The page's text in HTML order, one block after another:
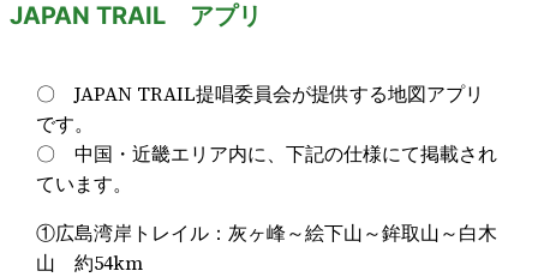
JAPAN TRAIL アプリ
〇 JAPAN TRAIL提唱委員会が提供する地図アプリ
です。
〇 中国・近畿エリア内に、下記の仕様にて掲載され
ています。
①広島湾岸トレイル：灰ヶ峰～絵下山～鉾取山～白木
山 約54km